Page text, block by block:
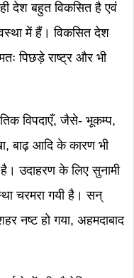
देश बहुत विकसित है एवं
में हैं। विकसित देश
पिछड़े राष्ट्र और भी
विपदाएँ, जैसे- भूकम्प,
बाढ़ आदि के कारण भी
है। उदाहरण के लिए सुनामी
चरमरा गयी है। सन्
नष्ट हो गया, अहमदाबाद